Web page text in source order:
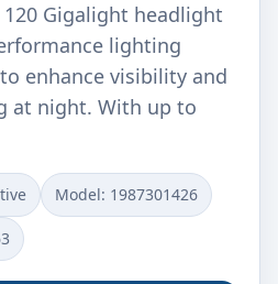
120 Gigalight headlight
lighting
enhance visibility and
at night. With up to
Model: ‎1987301426